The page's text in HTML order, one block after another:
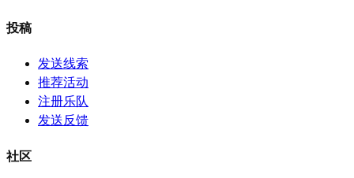
投稿
发送线索
推荐活动
注册乐队
发送反馈
社区